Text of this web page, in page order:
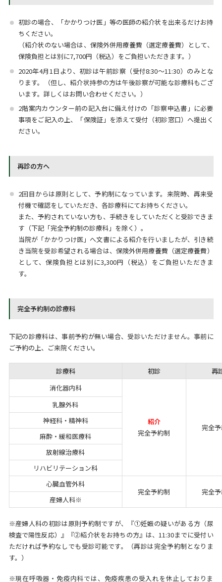
初診の場合、「かかりつけ医」等の医師の紹介状を出来るだけお持
ちください。
（紹介状のない場合は、保険外併用療養費（選定療養費）として、
保険負担とは別に7,700円（税込）をご負担いただきます。）
2020年4月1日より、初診は午前診察（受付8:30～11:30）のみとな
ります。（但し、紹介状持参の方は午後診察が可能な診療科もござ
います。詳しくはお問い合わせください。）
2階案内カウンター前の記入台に備え付けの「診察申込書」に必要
事項をご記入の上、「保険証」を添えて受付（初診窓口）へ提出く
ださい。
再診の方へ
2回目からは原則として、予約制になっています。来院時、再来受
付機で確認をしていただき、各診療科にてお持ちください。
また、予約されていない方も、手続きをしていただくと受診できま
す（下記「完全予約制の診療科」を除く）。
当院が「かかりつけ医」へ文書による紹介を行いましたが、引き続
き当院を受診希望される場合は、保険外併用療養費（選定療養費）
として、保険負担とは別に3,300円（税込）をご負担いただきま
す。
完全予約制の診療科
下記の診療科は、事前予約が無い場合、受診いただけません。事前に
ご予約の上、ご来院ください。
診療科 初診
再
消化器内科
紹介
完全予約制
完全
乳腺外科
神経科・精神科
麻酔・緩和医療科
放射線治療科
リハビリテーション科
心臓血管外科
完全予約制
完全
産婦人科※
※産婦人科の初診は原則予約制ですが、『①妊娠の疑いがある方（尿
検査で陽性反応）』『②紹介状をお持ちの方』は、11:30までに受付い
ただければ予約なしでも受診可能です。（再診は完全予約制となりま
す。）
※現在呼吸器・免疫内科では、免疫疾患の受入れを休止しておりま